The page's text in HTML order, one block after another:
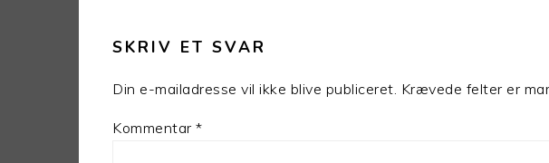
SKRIV ET SVAR
Din e-mailadresse vil ikke blive publiceret. Krævede felter er
Kommentar *